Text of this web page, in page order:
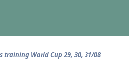
training World Cup 29, 30, 31/08